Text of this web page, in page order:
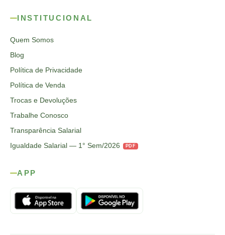
INSTITUCIONAL
Quem Somos
Blog
Política de Privacidade
Política de Venda
Trocas e Devoluções
Trabalhe Conosco
Transparência Salarial
Igualdade Salarial — 1° Sem/2026
PDF
APP